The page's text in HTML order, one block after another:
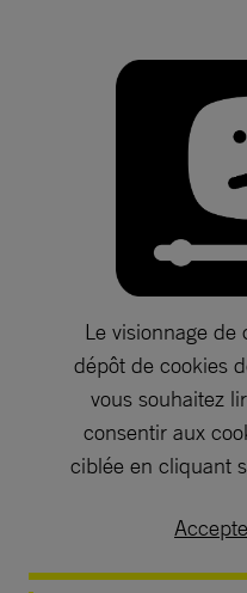
Le visionnage de
dépôt de cookies
vous souhaitez
consentir aux
ciblée en cliquant